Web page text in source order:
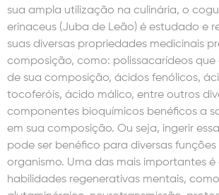
sua ampla utilização na culinária, o
erinaceus (Juba de Leão) é estudado e
suas diversas propriedades medicinais
composição, como: polissacarídeos que
de sua composição, ácidos fenólicos,
tocoferóis, ácido málico, entre outros
componentes bioquímicos benéficos a
em sua composição. Ou seja, ingerir
pode ser benéfico para diversas funções
organismo. Uma das mais importantes é
habilidades regenerativas mentais,